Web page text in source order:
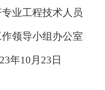
专业工程技术人员
作领导小组办公室
年10月23日